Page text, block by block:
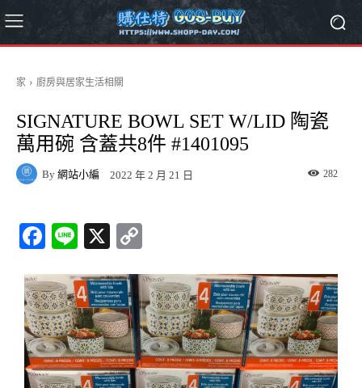
家 廚房與居家生活相關
SIGNATURE BOWL SET W/LID 陶瓷
萬用碗 含蓋共8件 #1401095
By 網站小編 2022 年 2 月 21 日 282
Fa
bo
ok
Li
X
y
Li
nk